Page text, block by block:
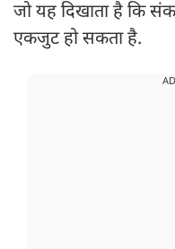
जो यह दिखाता है कि
एकजुट हो सकता है.